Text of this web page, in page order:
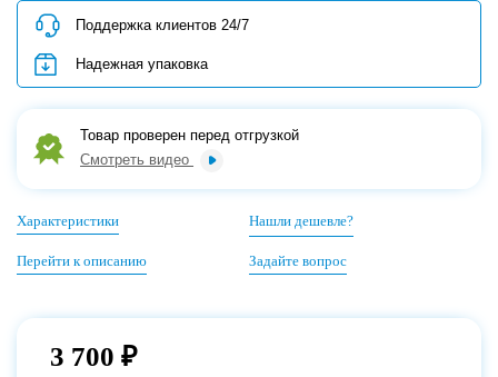
- Предпродажная проверка
- Надежная упаковка товара для регионов
Кредит/Рассрочка/QR-код/Картой банка
Поддержка клиентов 24/7
Надежная упаковка
Товар проверен перед отгрузкой
Смотреть видео
Характеристики
Перейти к описанию
Нашли дешевле?
Задайте вопрос
3 700 ₽